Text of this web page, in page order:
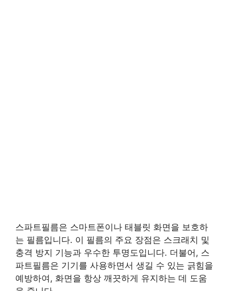
스파트필름은 스마트폰이나 태블릿 화면을 보호하
는 필름입니다. 이 필름의 주요 장점은 스크래치 및
충격 방지 기능과 우수한 투명도입니다. 더불어, 스
파트필름은 기기를 사용하면서 생길 수 있는 긁힘을
예방하여, 화면을 항상 깨끗하게 유지하는 데 도움